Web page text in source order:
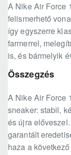
A Nike Air Force
felismerhető
így egyszerre
farmerrel,
is, és bármelyik
Összegzés
A Nike Air Force
sneaker: stabil,
és újra
garantált
haza a